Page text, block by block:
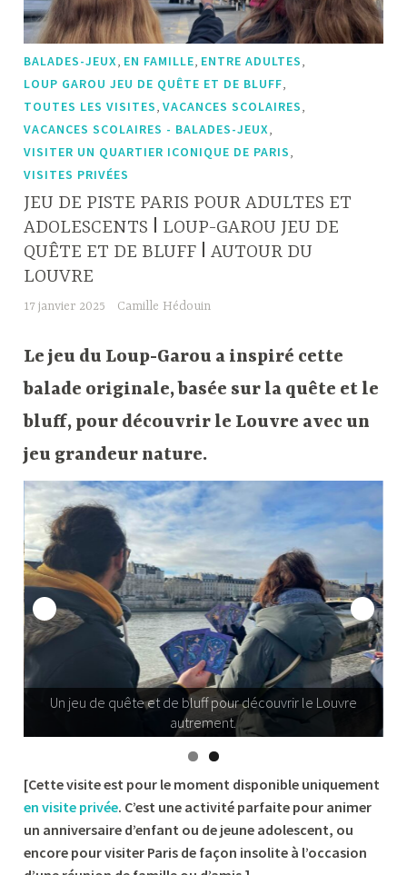
BALADES-JEUX EN FAMILLE ENTRE ADULTES
LOUP GAROU JEU DE QUÊTE ET DE BLUFF
TOUTES LES VISITES ,VACANCES SCOLAIRES
VACANCES SCOLAIRES - BALADES-JEUX
VISITER UN QUARTIER ICONIQUE DE PARIS
VISITES PRIVÉES
JEU DE PISTE PARIS POUR ADULTES ET
ADOLESCENTS ǀ LOUP-GAROU JEU DE
QUÊTE ET DE BLUFF ǀ AUTOUR DU
LOUVRE
17 janvier 2025 Camille Hédouin
Le jeu du Loup-Garou a inspiré cette
balade originale, basée sur la quête et le
bluff, pour découvrir le Louvre avec un
jeu grandeur nature.
Un jeu de quête et de bluff pour découvrir le Louvre
autrement.
[Cette visite est pour le moment disponible uniquement
en visite privée. C’est une activité parfaite pour animer
un anniversaire d’enfant ou de jeune adolescent, ou
encore pour visiter Paris de façon insolite à l’occasion